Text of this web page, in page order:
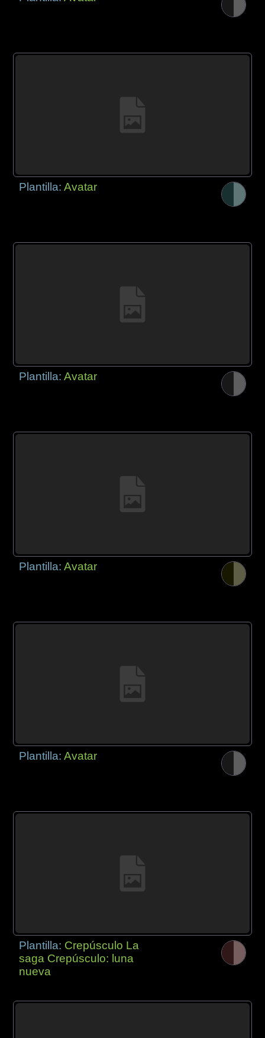
Plantilla:Avatar
Plantilla:Avatar
Plantilla:Avatar
Plantilla:Avatar
Plantilla: Crepúsculo La
saga Crepúsculo: luna
nueva